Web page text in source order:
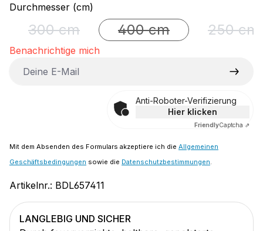
Durchmesser (cm)
300 cm(Diese Option ist zurzeit nicht verfügbar.)
400 cm(Diese Option ist zurzeit
250 cm
Benachrichtige mich
Anti-Roboter-Verifizierung
Hier klicken
FriendlyCaptcha ⇗
Mit dem Absenden des Formulars akzeptiere ich die Allgemeinen
Geschäftsbedingungen sowie die Datenschutzbestimmungen
Artikelnr.: BDL657411
LANGLEBIG UND SICHER